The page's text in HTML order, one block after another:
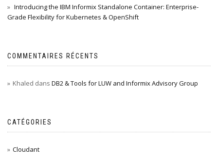
Introducing the IBM Informix Standalone Container: Enterprise-
Grade Flexibility for Kubernetes & OpenShift
COMMENTAIRES RÉCENTS
Khaled dans DB2 & Tools for LUW and Informix Advisory Group
CATÉGORIES
Cloudant